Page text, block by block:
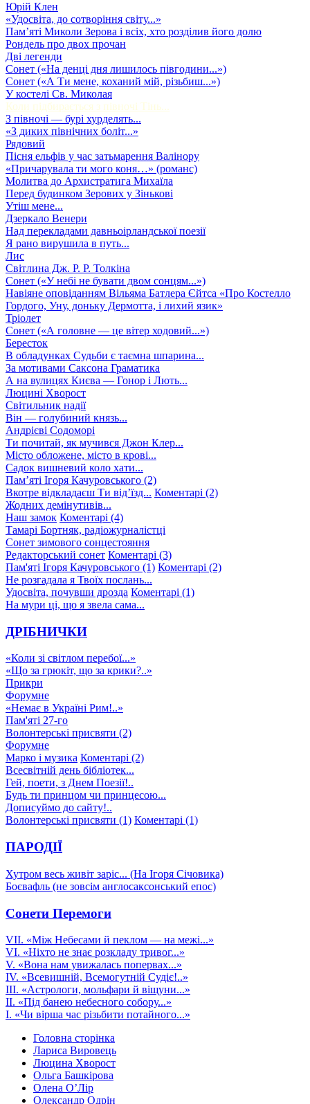
Юрій Клен
«Удосвіта, до сотворіння світу...»
Пам’яті Миколи Зерова і всіх, хто розділив його долю
Рондель про двох прочан
Дві легенди
Сонет («На денці дня лишилось півгодини...»)
Сонет («А Ти мене, коханий мій, різьбиш...»)
У костелі Св. Миколая
Коли підбирається з півночі Тінь...
З півночі — бурі хурделять...
«З диких північних боліт...»
Рядовий
Пісня ельфів у час затьмарення Валінору
«Причарувала ти мого коня…» (романс)
Молитва до Архистратига Михаїла
Перед будинком Зерових у Зінькові
Утіш мене...
Дзеркало Венери
Над перекладами давньоірландської поезії
Я рано вирушила в путь...
Лис
Світлина Дж. Р. Р. Толкіна
Сонет («У небі не бувати двом сонцям...»)
Навіяне оповіданням Вільяма Батлера Єйтса «Про Костелло
Гордого, Уну, доньку Дермотта, і лихий язик»
Тріолет
Сонет («А головне — це вітер ходовий...»)
Бересток
В обладунках Судьби є таємна шпарина...
За мотивами Саксона Граматика
А на вулицях Києва — Гонор і Лють...
Люцині Хворост
Світильник надії
Він — голубиний князь...
Андрієві Содоморі
Ти почитай, як мучився Джон Клер...
Місто обложене, місто в крові...
Садок вишневий коло хати...
Пам’яті Ігоря Качуровського (2)
Вкотре відкладаєш Ти від’їзд... Коментарі (2)
Жодних демінутивів...
Наш замок Коментарі (4)
Тамарі Бортняк, радіожурналістці
Сонет зимового сонцестояння
Редакторський сонет Коментарі (3)
Пам'яті Ігоря Качуровського (1) Коментарі (2)
Не розгадала я Твоїх послань...
Удосвіта, почувши дрозда Коментарі (1)
На мури ці, що я звела сама...
ДРІБНИЧКИ
«Коли зі світлом перебої...»
«Що за грюкіт, що за крики?..»
Прикри
Форумне
«Немає в Україні Рим!..»
Пам'яті 27-го
Волонтерські присвяти (2)
Форумне
Марко і музика Коментарі (2)
Всесвітній день бібліотек...
Гей, поети, з Днем Поезії!..
Будь ти принцом чи принцесою...
Дописуймо до сайту!..
Волонтерські присвяти (1) Коментарі (1)
ПАРОДІЇ
Хутром весь живіт заріс... (На Ігоря Січовика)
Боєвафль (не зовсім англосаксонський епос)
Сонети Перемоги
VІІ. «Між Небесами й пеклом — на межі...»
VI. «Ніхто не знає розкладу тривог...»
V. «Вона нам увижалась попервах...»
IV. «Всевишній, Всемогутній Судіє!..»
ІІІ. «Астрологи, мольфари й віщуни...»
ІІ. «Під банею небесного собору...»
І. «Чи вірша час різьбити потайного...»
Головна сторінка
Лариса Вировець
Люцина Хворост
Ольга Башкірова
Олена О’Лір
Олександр Одрін